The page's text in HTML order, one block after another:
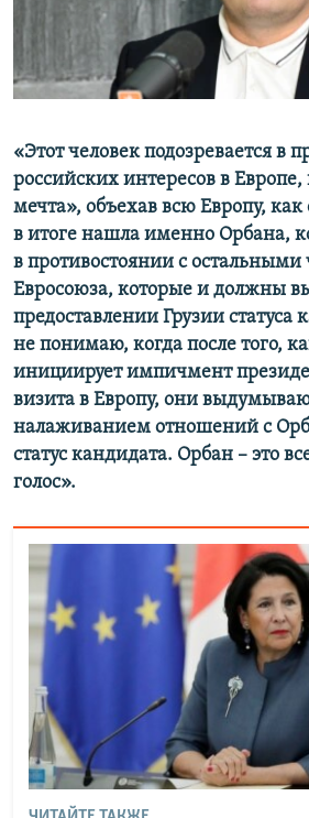
«Этот человек подозревается в
российских интересов в Европе,
мечта», объехав всю Европу, как
в итоге нашла именно Орбана,
в противостоянии с
Евросоюза, которые и должны
предоставлении Грузии статуса
не понимаю, когда после того,
инициирует импичмент
визита в Европу, они
налаживанием отношений с
статус кандидата. Орбан – это
голос».